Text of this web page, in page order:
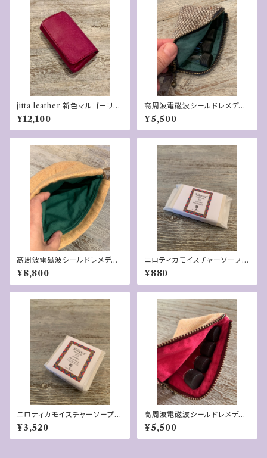
jitta leather 新色マルゴーリ
ラ 「FUKU」財布
¥12,100
高周波電磁波シールドレメディ
ーポーチ
¥5,500
高周波電磁波シールドレメディ
ー入れ巾着
¥8,800
ニロティカモイスチャーソープR
ミニ１５g
¥880
ニロティカモイスチャーソープR
７０g
¥3,520
高周波電磁波シールドレメディ
ーポーチ
¥5,500